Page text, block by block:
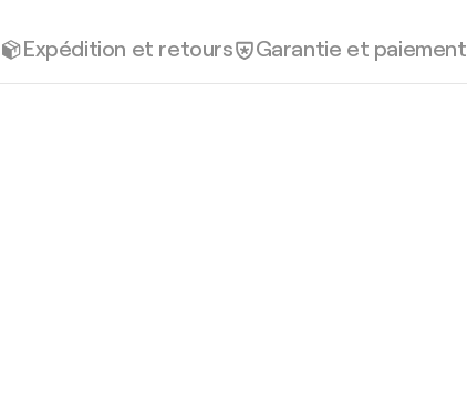
Expédition et retours Garantie et paiement